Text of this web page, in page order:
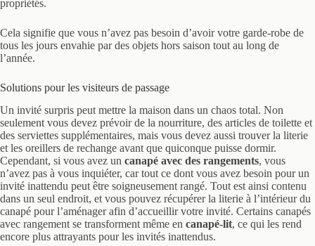
propriétés.
Cela signifie que vous n’avez pas besoin d’avoir votre garde-robe de
tous les jours envahie par des objets hors saison tout au long de
l’année.
Solutions pour les visiteurs de passage
Un invité surpris peut mettre la maison dans un chaos total. Non
seulement vous devez prévoir de la nourriture, des articles de toilette et
des serviettes supplémentaires, mais vous devez aussi trouver la literie
et les oreillers de rechange avant que quiconque puisse dormir.
Cependant, si vous avez un canapé avec des rangements, vous
n’avez pas à vous inquiéter, car tout ce dont vous avez besoin pour un
invité inattendu peut être soigneusement rangé. Tout est ainsi contenu
dans un seul endroit, et vous pouvez récupérer la literie à l’intérieur du
canapé pour l’aménager afin d’accueillir votre invité. Certains canapés
avec rangement se transforment même en canapé-lit, ce qui les rend
encore plus attrayants pour les invités inattendus.